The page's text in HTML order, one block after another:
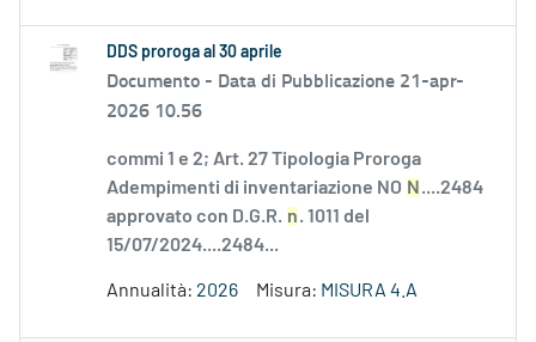
DDS proroga al 30 aprile
Documento - Data di Pubblicazione 21-apr-
2026 10.56
commi 1 e 2; Art. 27 Tipologia Proroga
Adempimenti di inventariazione NO N ....2484
approvato con D.G.R. n. 1011 del
15/07/2024....2484...
Annualità: 2026 Misura: MISURA 4.A